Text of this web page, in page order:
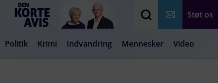
Støt os
Politik Krimi Indvandring Mennesker Video